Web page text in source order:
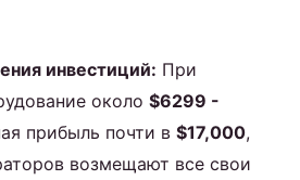
инвестиций: При
около $6299 -
прибыль почти в $17,000,
возмещают все свои